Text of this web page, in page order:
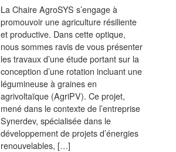
La Chaire AgroSYS s’engage à
promouvoir une agriculture résiliente
et productive. Dans cette optique,
nous sommes ravis de vous présenter
les travaux d’une étude portant sur la
conception d’une rotation incluant une
légumineuse à graines en
agrivoltaïque (AgriPV). Ce projet,
mené dans le contexte de l’entreprise
Synerdev, spécialisée dans le
développement de projets d’énergies
renouvelables, […]